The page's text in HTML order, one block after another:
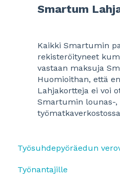
Smartum
Kaikki Smartumin
rekisteröityneet
vastaan maksuja
Huomioithan, että
Lahjakortteja ei voi
Smartumin lounas-,
Työsuhdepyöräedun
Työnantajille